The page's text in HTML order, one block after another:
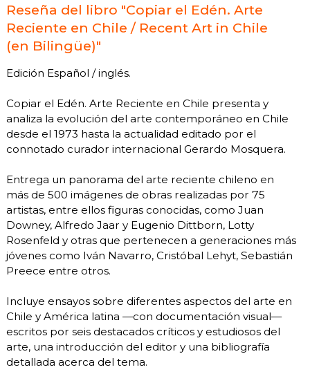
Reseña del libro "Copiar el Edén. Arte
Reciente en Chile / Recent Art in Chile
(en Bilingüe)"
Edición Español / inglés.
Copiar el Edén. Arte Reciente en Chile presenta y
analiza la evolución del arte contemporáneo en Chile
desde el 1973 hasta la actualidad editado por el
connotado curador internacional Gerardo Mosquera.
Entrega un panorama del arte reciente chileno en
más de 500 imágenes de obras realizadas por 75
artistas, entre ellos figuras conocidas, como Juan
Downey, Alfredo Jaar y Eugenio Dittborn, Lotty
Rosenfeld y otras que pertenecen a generaciones más
jóvenes como Iván Navarro, Cristóbal Lehyt, Sebastián
Preece entre otros.
Incluye ensayos sobre diferentes aspectos del arte en
Chile y América latina —con documentación visual—
escritos por seis destacados críticos y estudiosos del
arte, una introducción del editor y una bibliografía
detallada acerca del tema.